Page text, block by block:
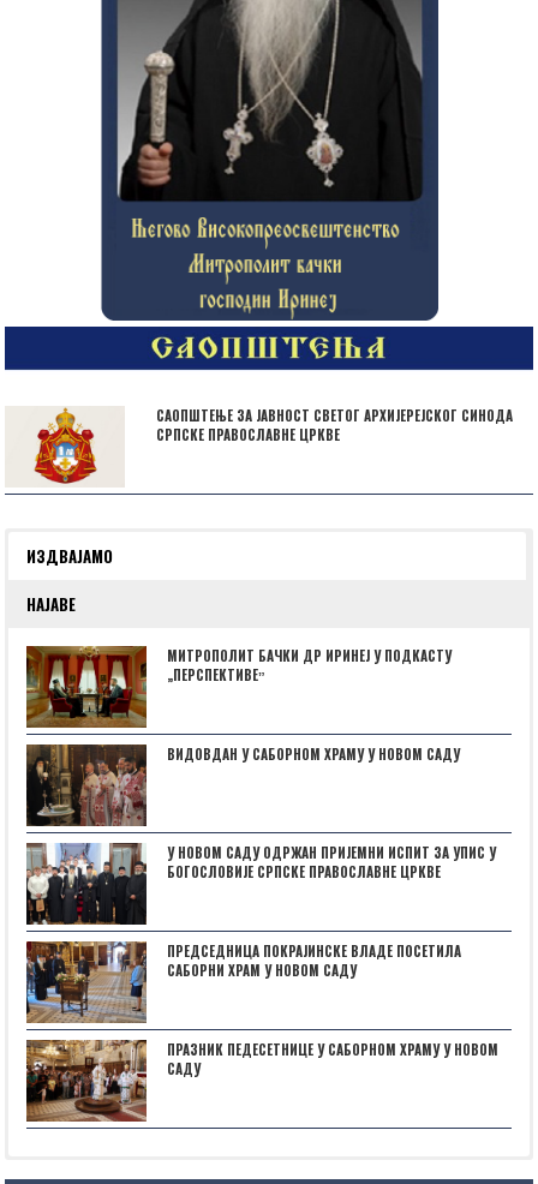
САОПШТЕЊЕ ЗА ЈАВНОСТ СВЕТОГ АРХИЈЕРЕЈСКОГ СИНОДА
СРПСКЕ ПРАВОСЛАВНЕ ЦРКВЕ
ИЗДВАЈАМО
НАЈАВЕ
МИТРОПОЛИТ БАЧКИ ДР ИРИНЕЈ У ПОДКАСТУ
„ПЕРСПЕКТИВЕˮ
ВИДОВДАН У САБОРНОМ ХРАМУ У НОВОМ САДУ
У НОВОМ САДУ ОДРЖАН ПРИЈЕМНИ ИСПИТ ЗА УПИС У
БОГОСЛОВИЈЕ СРПСКЕ ПРАВОСЛАВНЕ ЦРКВЕ
ПРЕДСЕДНИЦА ПОКРАЈИНСКЕ ВЛАДЕ ПОСЕТИЛА
САБОРНИ ХРАМ У НОВОМ САДУ
ПРАЗНИК ПЕДЕСЕТНИЦЕ У САБОРНОМ ХРАМУ У НОВОМ
САДУ